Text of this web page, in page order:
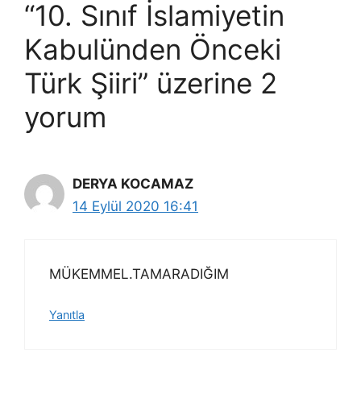
“10. Sınıf İslamiyetin
Kabulünden Önceki
Türk Şiiri” üzerine 2
yorum
DERYA KOCAMAZ
14 Eylül 2020 16:41
MÜKEMMEL.TAMARADIĞIM
Yanıtla